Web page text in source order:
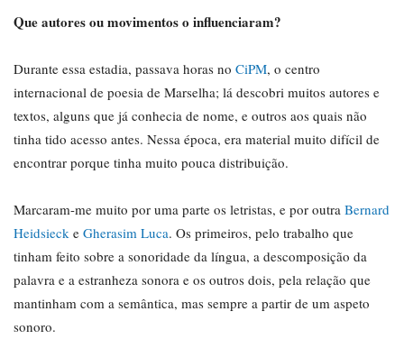
Que autores ou movimentos o influenciaram?
Durante essa estadia, passava horas no CiPM, o centro
internacional de poesia de Marselha; lá descobri muitos autores e
textos, alguns que já conhecia de nome, e outros aos quais não
tinha tido acesso antes. Nessa época, era material muito difícil de
encontrar porque tinha muito pouca distribuição.
Marcaram-me muito por uma parte os letristas, e por outra Bernard
Heidsieck e Gherasim Luca. Os primeiros, pelo trabalho que
tinham feito sobre a sonoridade da língua, a descomposição da
palavra e a estranheza sonora e os outros dois, pela relação que
mantinham com a semântica, mas sempre a partir de um aspeto
sonoro.